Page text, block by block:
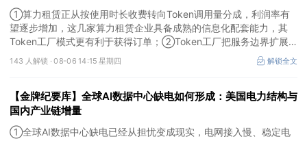
①算力租赁正从按使用时长收费转向Token调用量分成，利润率有
望逐步增加，这几家算力租赁企业具备成熟的信息化配套能力，其
Token工厂模式更有利于获得订单；②Token工厂把服务边界扩展
至调度、模型适配、计费和安全，这类具备网络安全配套和底层模型
适配业务的企业也会受益Token工厂建设；③高端训练卡仍受供给
143 人解锁 ·08-06 14:15 星期四 解锁全文
【金牌纪要库】全球AI数据中心缺电如何形成：美国电力结构与
国内产业链增量
①全球AI数据中心缺电已经从担忧变成现实，电网接入慢、稳定电